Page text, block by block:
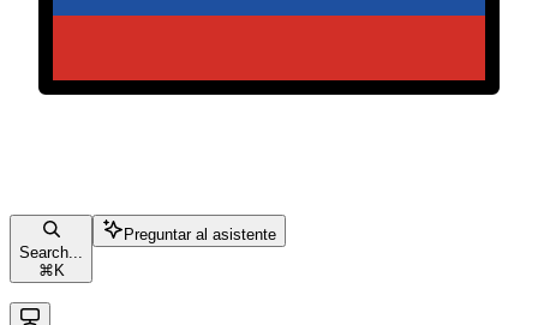
Search...
⌘ K
Preguntar al asistente